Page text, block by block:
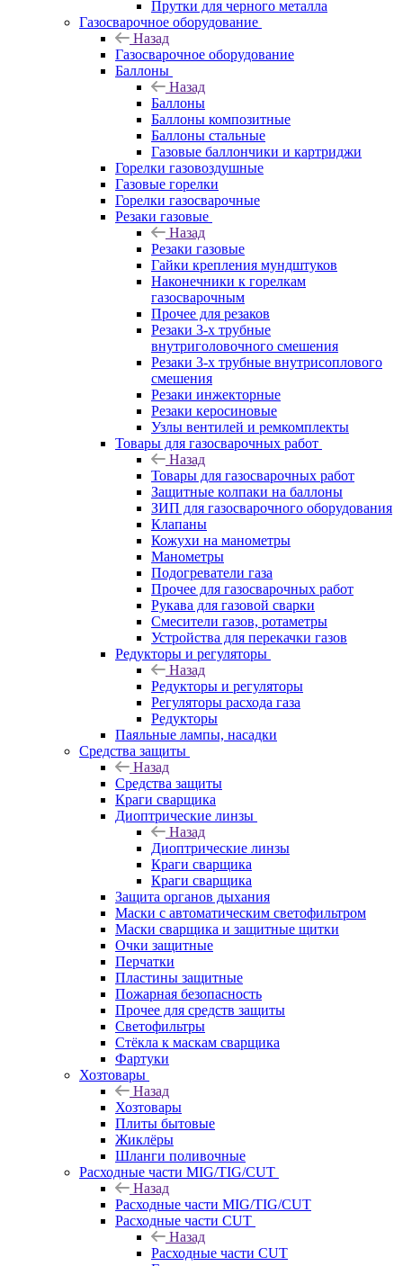
Прутки для черного металла
Газосварочное оборудование
Назад
Газосварочное оборудование
Баллоны
Назад
Баллоны
Баллоны композитные
Баллоны стальные
Газовые баллончики и картриджи
Горелки газовоздушные
Газовые горелки
Горелки газосварочные
Резаки газовые
Назад
Резаки газовые
Гайки крепления мундштуков
Наконечники к горелкам
газосварочным
Прочее для резаков
Резаки 3-х трубные
внутриголовочного смешения
Резаки 3-х трубные внутрисоплового
смешения
Резаки инжекторные
Резаки керосиновые
Узлы вентилей и ремкомплекты
Товары для газосварочных работ
Назад
Товары для газосварочных работ
Защитные колпаки на баллоны
ЗИП для газосварочного оборудования
Клапаны
Кожухи на манометры
Манометры
Подогреватели газа
Прочее для газосварочных работ
Рукава для газовой сварки
Смесители газов, ротаметры
Устройства для перекачки газов
Редукторы и регуляторы
Назад
Редукторы и регуляторы
Регуляторы расхода газа
Редукторы
Паяльные лампы, насадки
Средства защиты
Назад
Средства защиты
Краги сварщика
Диоптрические линзы
Назад
Диоптрические линзы
Краги сварщика
Краги сварщика
Защита органов дыхания
Маски с автоматическим светофильтром
Маски сварщика и защитные щитки
Очки защитные
Перчатки
Пластины защитные
Пожарная безопасность
Прочее для средств защиты
Светофильтры
Стёкла к маскам сварщика
Фартуки
Хозтовары
Назад
Хозтовары
Плиты бытовые
Жиклёры
Шланги поливочные
Расходные части MIG/TIG/CUT
Назад
Расходные части MIG/TIG/CUT
Расходные части CUT
Назад
Расходные части CUT